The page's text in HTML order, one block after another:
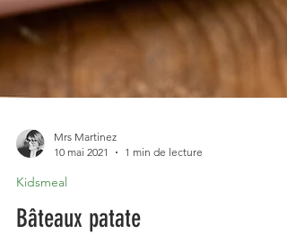
Mrs Martinez
Kidsmeal